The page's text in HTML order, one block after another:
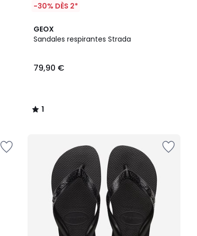
-30% DÈS 2*
GEOX
Sandales respirantes Strada
79,90 €
1
/
1
/